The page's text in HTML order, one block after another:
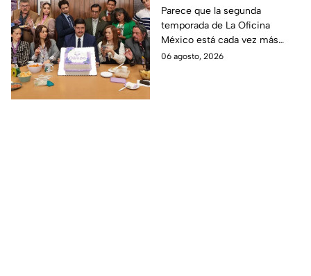
temporada 2 y un
detalle desata teorías
entre los fans
Parece que la segunda
temporada de La Oficina
México está cada vez más
cerca, pues el elenco ya se
06 agosto, 2026